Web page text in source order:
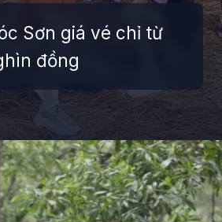
Sơn giá vé chỉ từ
đồng
https://giaydabonghana.com/ban-rom-soc-son